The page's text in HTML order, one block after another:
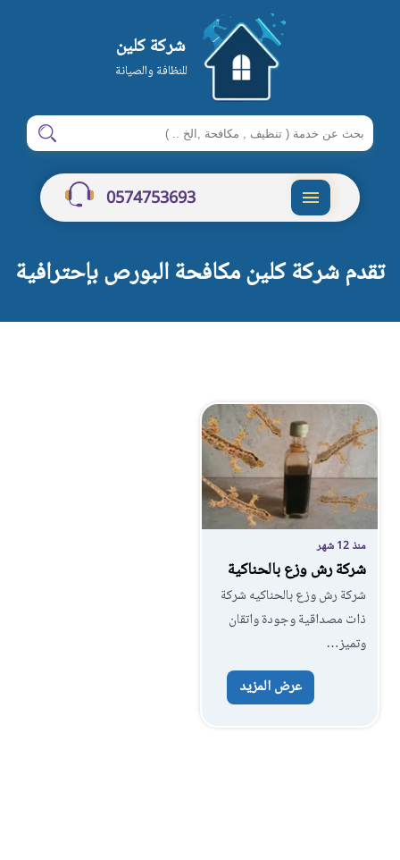
شركة كلين
للنظافة والصيانة
ابحث
في
شركة
كلين
ابحث
0574753693
تقدم شركة كلين مكافحة البورص بإحترافية
منذ 12 شهر
شركة رش وزع بالحناكية
شركة رش وزع بالحناكيه شركة
ذات مصداقية وجودة واتقان
وتميز…
عرض المزيد